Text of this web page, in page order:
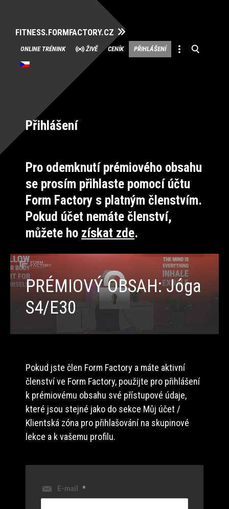
FITNESS.FORMFACTORY.CZ
Přeskočit
na
obsah
ONLINE TRÉNINK ŽIVĚ CENÍK PŘIHLÁŠENÍ
Přihlášení
Pro odemknutí prémiového obsahu
se prosím přihlaste pomocí účtu
Form Factory s platným členstvím.
Pokud účet nemáte členství,
můžete ho získat zde.
PRÉMIOVÝ OBSAH: Jóga
S4/E30
Pokud jste člen Form Factory a máte aktivní
členství ve Form Factory, použijte pro přihlášení
k prémiovému obsahu své přístupové údaje,
které jsou stejné jako do sekce Můj účet /
Klientská zóna pro přihlašování na skupinové
lekce a k vašemu profilu.
E-mail *